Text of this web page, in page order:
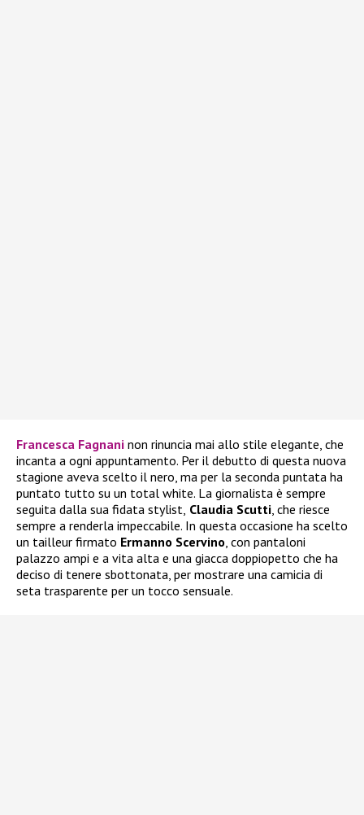
Francesca Fagnani non rinuncia mai allo stile elegante, che
incanta a ogni appuntamento. Per il debutto di questa nuova
stagione aveva scelto il nero, ma per la seconda puntata ha
puntato tutto su un total white. La giornalista è sempre
seguita dalla sua fidata stylist, Claudia Scutti, che riesce
sempre a renderla impeccabile. In questa occasione ha scelto
un tailleur firmato Ermanno Scervino, con pantaloni
palazzo ampi e a vita alta e una giacca doppiopetto che ha
deciso di tenere sbottonata, per mostrare una camicia di
seta trasparente per un tocco sensuale.